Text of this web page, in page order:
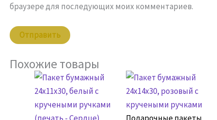
браузере для последующих моих комментариев.
Похожие товары